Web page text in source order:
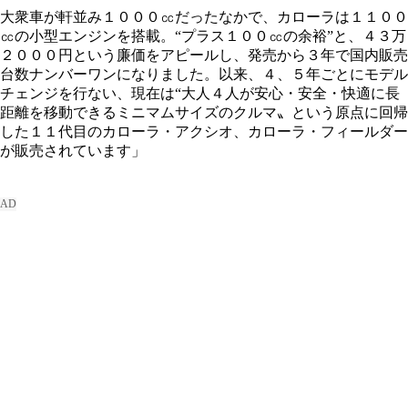
大衆車が軒並み１０００㏄だったなかで、カローラは１１００
㏄の小型エンジンを搭載。“プラス１００㏄の余裕”と、４３万
２０００円という廉価をアピールし、発売から３年で国内販売
台数ナンバーワンになりました。以来、４、５年ごとにモデル
チェンジを行ない、現在は“大人４人が安心・安全・快適に長
距離を移動できるミニマムサイズのクルマ〟という原点に回帰
した１１代目のカローラ・アクシオ、カローラ・フィールダー
が販売されています」